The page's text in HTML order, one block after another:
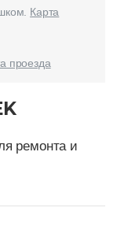
Карта
проезда
ремонта и